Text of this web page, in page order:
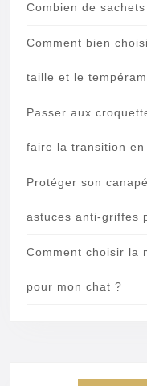
Combien de
Comment bien
taille et le
Passer aux
faire la transition en
Protéger son
astuces anti-griffes
Comment choisir la
pour mon chat ?